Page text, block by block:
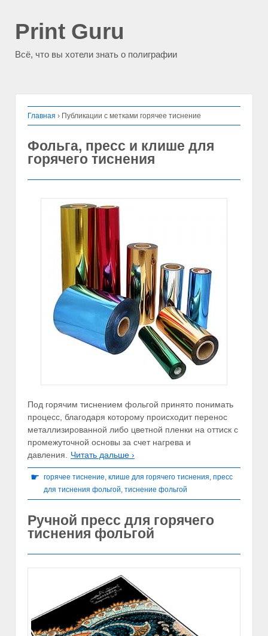
Print Guru
Всё, что вы хотели знать о полиграфии
Главная › Публикации с метками горячее тиснение
Фольга, пресс и клише для
горячего тиснения
Под горячим тиснением фольгой принято понимать
процесс, благодаря которому происходит перенос
металлизированной либо цветной пленки на оттиск с
промежуточной основы за счет нагрева и
давления.
Читать дальше ›
☛ горячее тиснение, клише для горячего тиснения, пресс
для тиснения фольгой, тиснение фольгой
Ручной пресс для горячего
тиснения фольгой